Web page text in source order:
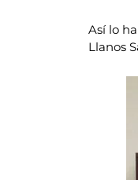
Así lo
Llanos